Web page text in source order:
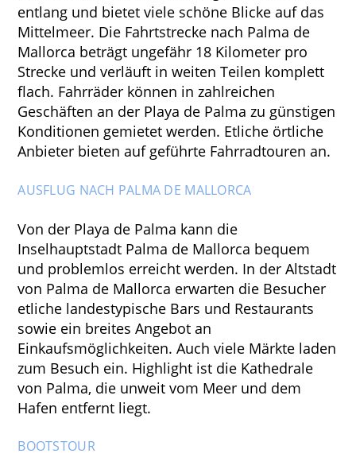
entlang und bietet viele schöne Blicke auf das
Mittelmeer. Die Fahrtstrecke nach Palma de
Mallorca beträgt ungefähr 18 Kilometer pro
Strecke und verläuft in weiten Teilen komplett
flach. Fahrräder können in zahlreichen
Geschäften an der Playa de Palma zu günstigen
Konditionen gemietet werden. Etliche örtliche
Anbieter bieten auf geführte Fahrradtouren an.
AUSFLUG NACH PALMA DE MALLORCA
Von der Playa de Palma kann die
Inselhauptstadt Palma de Mallorca bequem
und problemlos erreicht werden. In der Altstadt
von Palma de Mallorca erwarten die Besucher
etliche landestypische Bars und Restaurants
sowie ein breites Angebot an
Einkaufsmöglichkeiten. Auch viele Märkte laden
zum Besuch ein. Highlight ist die Kathedrale
von Palma, die unweit vom Meer und dem
Hafen entfernt liegt.
BOOTSTOUR